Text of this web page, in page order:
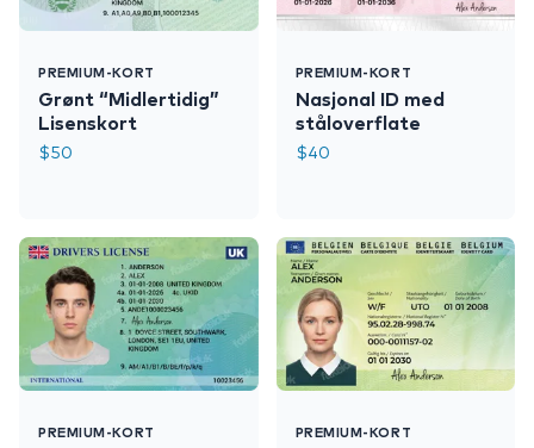
PREMIUM-KORT
Grønt “Midlertidig”
Lisenskort
$50
PREMIUM-KORT
Nasjonal ID med
ståloverflate
$40
PREMIUM-KORT PREMIUM-KORT